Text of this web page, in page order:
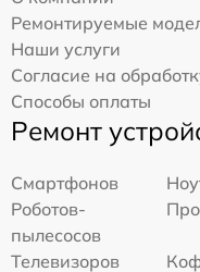
Ремонтируемые
Наши услуги
Согласие на
Способы оплаты
Ремонт
Смартфонов
Роботов-
пылесосов
Телевизоров